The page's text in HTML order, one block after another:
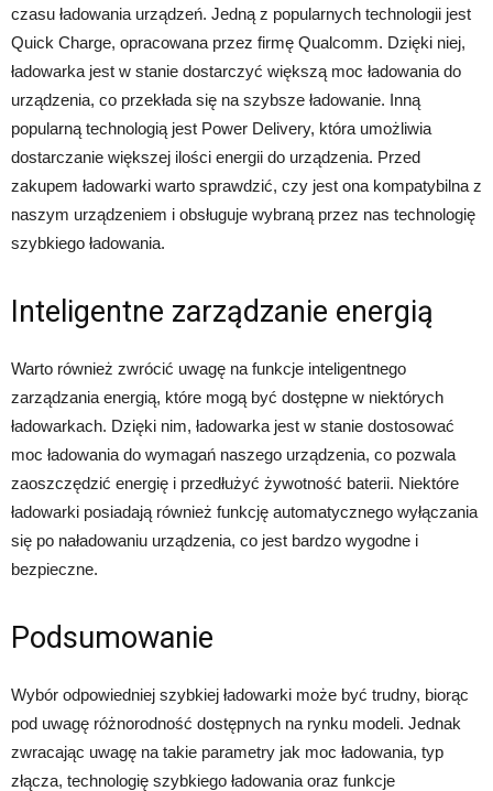
czasu ładowania urządzeń. Jedną z popularnych technologii jest
Quick Charge, opracowana przez firmę Qualcomm. Dzięki niej,
ładowarka jest w stanie dostarczyć większą moc ładowania do
urządzenia, co przekłada się na szybsze ładowanie. Inną
popularną technologią jest Power Delivery, która umożliwia
dostarczanie większej ilości energii do urządzenia. Przed
zakupem ładowarki warto sprawdzić, czy jest ona kompatybilna z
naszym urządzeniem i obsługuje wybraną przez nas technologię
szybkiego ładowania.
Inteligentne zarządzanie energią
Warto również zwrócić uwagę na funkcje inteligentnego
zarządzania energią, które mogą być dostępne w niektórych
ładowarkach. Dzięki nim, ładowarka jest w stanie dostosować
moc ładowania do wymagań naszego urządzenia, co pozwala
zaoszczędzić energię i przedłużyć żywotność baterii. Niektóre
ładowarki posiadają również funkcję automatycznego wyłączania
się po naładowaniu urządzenia, co jest bardzo wygodne i
bezpieczne.
Podsumowanie
Wybór odpowiedniej szybkiej ładowarki może być trudny, biorąc
pod uwagę różnorodność dostępnych na rynku modeli. Jednak
zwracając uwagę na takie parametry jak moc ładowania, typ
złącza, technologię szybkiego ładowania oraz funkcje